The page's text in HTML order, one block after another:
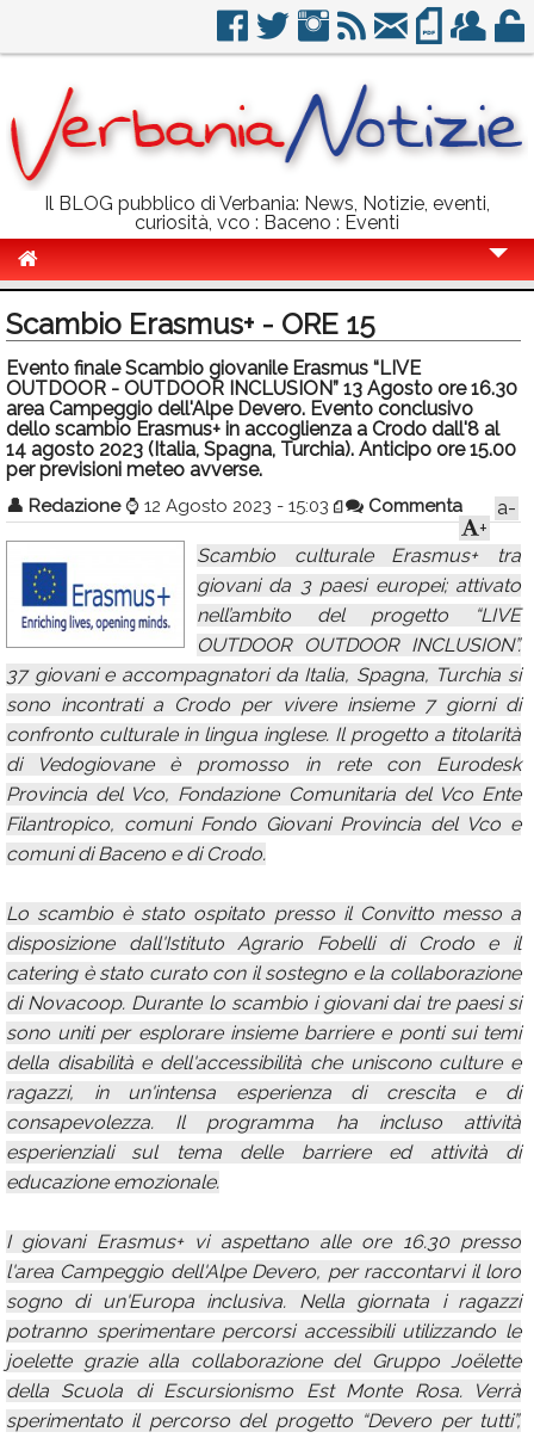
Il BLOG pubblico di Verbania: News, Notizie, eventi,
curiosità, vco : Baceno : Eventi
Politica
Sport
Eventi
Info Utili
Rubriche
Calendario
Annunci
Scambio Erasmus+ - ORE 15
Evento finale Scambio giovanile Erasmus “LIVE
OUTDOOR - OUTDOOR INCLUSION” 13 Agosto ore 16.30
area Campeggio dell'Alpe Devero. Evento conclusivo
dello scambio Erasmus+ in accoglienza a Crodo dall'8 al
14 agosto 2023 (Italia, Spagna, Turchia). Anticipo ore 15.00
per previsioni meteo avverse.
👤 Redazione ⌚ 12 Agosto 2023 - 15:03 Commenta
a-
+
Scambio culturale Erasmus+ tra
giovani da 3 paesi europei; attivato
nell’ambito del progetto “LIVE
OUTDOOR OUTDOOR INCLUSION”.
37 giovani e accompagnatori da Italia, Spagna, Turchia si
sono incontrati a Crodo per vivere insieme 7 giorni di
confronto culturale in lingua inglese. Il progetto a titolarità
di Vedogiovane è promosso in rete con Eurodesk
Provincia del Vco, Fondazione Comunitaria del Vco Ente
Filantropico, comuni Fondo Giovani Provincia del Vco e
comuni di Baceno e di Crodo.
Lo scambio è stato ospitato presso il Convitto messo a
disposizione dall'Istituto Agrario Fobelli di Crodo e il
catering è stato curato con il sostegno e la collaborazione
di Novacoop. Durante lo scambio i giovani dai tre paesi si
sono uniti per esplorare insieme barriere e ponti sui temi
della disabilità e dell'accessibilità che uniscono culture e
ragazzi, in un'intensa esperienza di crescita e di
consapevolezza. Il programma ha incluso attività
esperienziali sul tema delle barriere ed attività di
educazione emozionale.
I giovani Erasmus+ vi aspettano alle ore 16.30 presso
l'area Campeggio dell'Alpe Devero, per raccontarvi il loro
sogno di un'Europa inclusiva. Nella giornata i ragazzi
potranno sperimentare percorsi accessibili utilizzando le
joelette grazie alla collaborazione del Gruppo Joëlette
della Scuola di Escursionismo Est Monte Rosa. Verrà
sperimentato il percorso del progetto “Devero per tutti”,